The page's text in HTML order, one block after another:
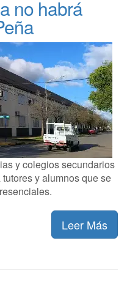
no habrá
y colegios secundarios
y alumnos que se
Leer Más